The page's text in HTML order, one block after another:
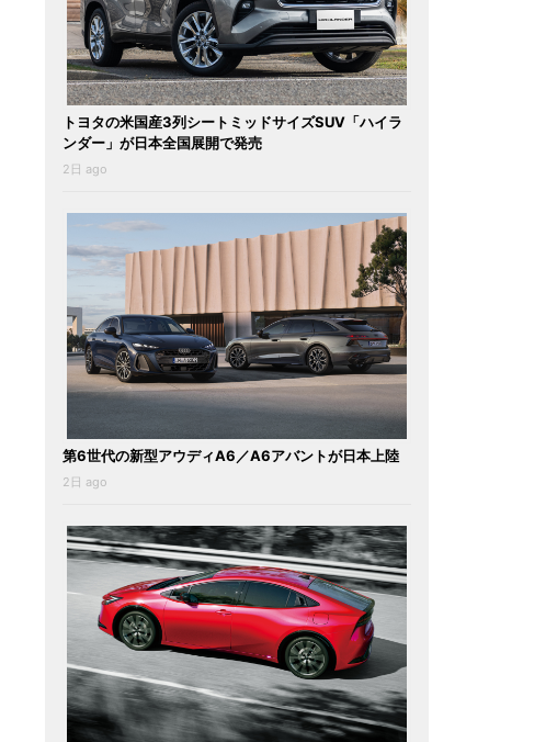
トヨタの米国産3列シートミッドサイズSUV「ハイラ
ンダー」が日本全国展開で発売
2日 ago
第6世代の新型アウディA6／A6アバントが日本上陸
2日 ago